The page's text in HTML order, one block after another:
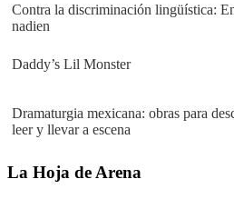
Contra la discriminación lingüística:
nadien
Daddy’s Lil Monster
Dramaturgia mexicana: obras para
leer y llevar a escena
Footer
La Hoja de Arena